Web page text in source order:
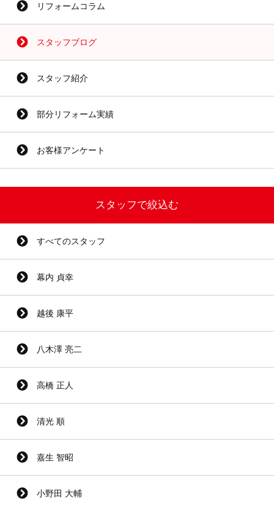
リフォームコラム
スタッフブログ
スタッフ紹介
部分リフォーム実績
お客様アンケート
スタッフで絞込む
すべてのスタッフ
幕内 貞幸
越後 康平
八木澤 亮二
高橋 正人
清光 順
嘉生 智昭
小野田 大輔